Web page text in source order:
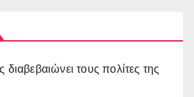
τους πολίτες της